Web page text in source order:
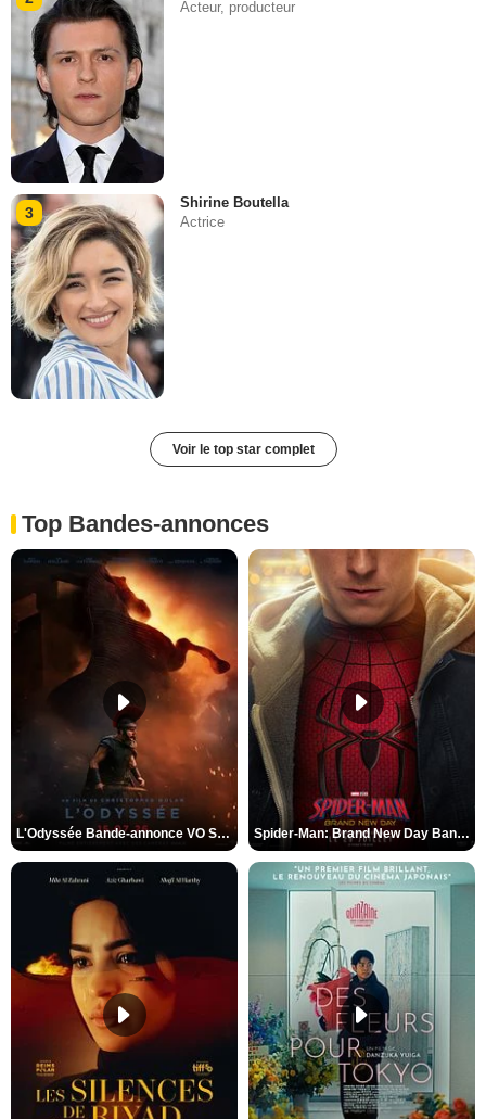
Acteur, producteur
3
Shirine Boutella
Actrice
Voir le top star complet
Top Bandes-annonces
L'Odyssée Bande-annonce VO STFR Spider-Man: Brand New Day Bande-annonce VO STFR